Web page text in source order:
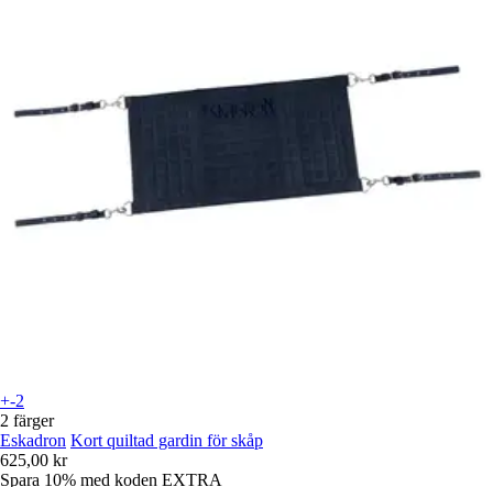
+-2
2 färger
Eskadron Kort quiltad gardin för skåp
625,00 kr
Spara 10% med koden EXTRA